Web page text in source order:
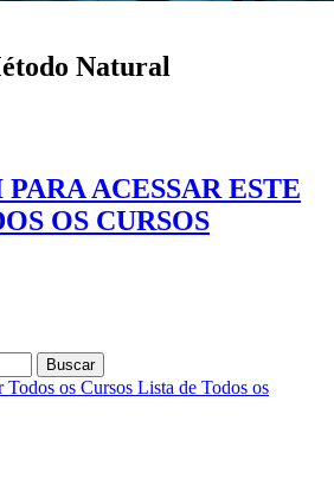
Natural
ACESSAR ESTE
OS CURSOS
Buscar
Todos os Cursos Lista de Todos os